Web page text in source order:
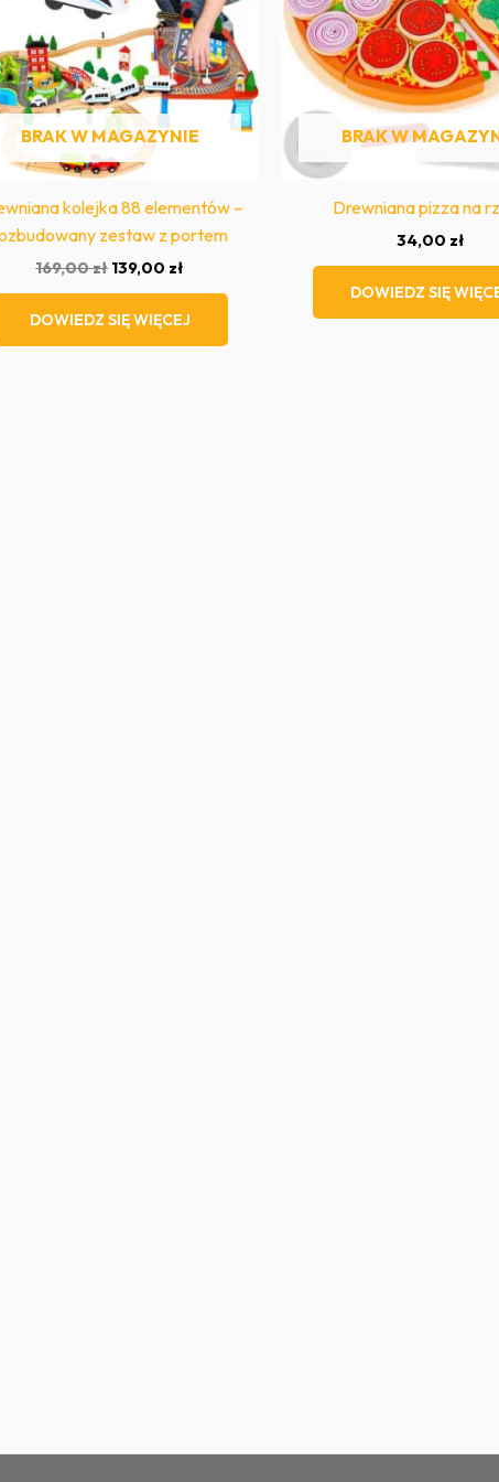
BRAK W MAGAZYNIE
kolejka 88 elementów –
zestaw z portem
169,00zł Pierwotna
169,00 zł.
139,00 zł
139,00 zł.
DOWIEDZ SIĘ WIĘCEJ
BRAK W
Drewniana pizza na
34,00 zł
DOWIEDZ SIĘ